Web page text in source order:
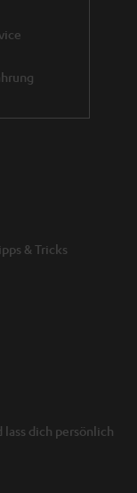
& Tricks
lass dich persönlich